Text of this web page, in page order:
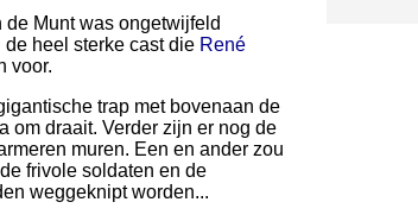
Munt was ongetwijfeld
de heel sterke cast die René
voor.
trap met bovenaan de
om draait. Verder zijn er nog de
muren. Een en ander zou
frivole soldaten en de
weggeknipt worden...